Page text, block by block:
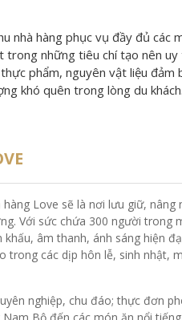
nhà hàng phục vụ đầy đủ các
trong những tiêu chí tạo nên uy
phẩm, nguyên vật liệu đảm
khó quên trong lòng du khách.
Love sẽ là nơi lưu giữ, nâng
Với sức chứa 300 người trong
âm thanh, ánh sáng hiện
trong các dịp hôn lễ, sinh nhật,
nghiệp, chu đáo; thực đơn